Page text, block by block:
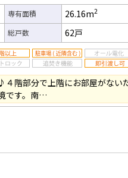
専有面積 26.16m2
総戸数 62戸
階部分で上階にお部屋がない
です。南…